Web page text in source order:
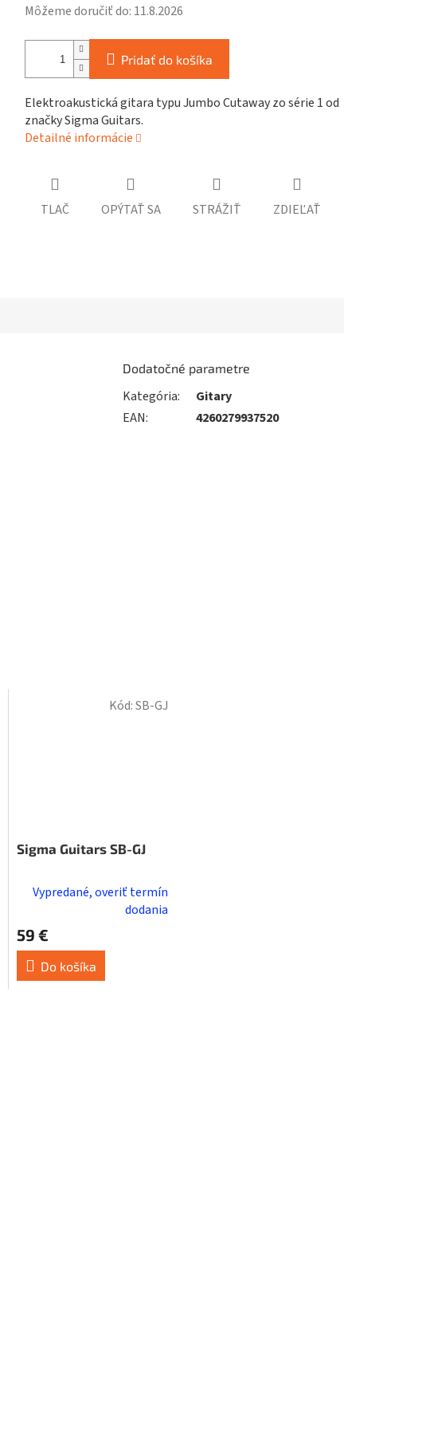
Môžeme doručiť do: 11.8.2026
Pridať do košíka
Elektroakustická gitara typu Jumbo Cutaway zo série 1 od
značky Sigma Guitars.
Detailné informácie
TLAČ OPÝTAŤ SA STRÁŽIŤ ZDIEĽAŤ
Dodatočné parametre
Kategória:
Gitary
EAN: 4260279937520
Sigma Guitars SB-GJ
Vypredané, overiť termín
dodania
59 €
Do košíka
Kód:SB-GJ